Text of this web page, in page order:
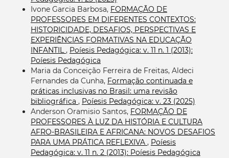
Ivone Garcia Barbosa, FORMAÇÃO DE
PROFESSORES EM DIFERENTES CONTEXTOS:
HISTORICIDADE, DESAFIOS, PERSPECTIVAS E
EXPERIÊNCIAS FORMATIVAS NA EDUCAÇÃO
INFANTIL, Poíesis Pedagógica: v. 11 n. 1 (2013):
Poíesis Pedagógica
Maria da Conceição Ferreira de Freitas, Aldeci
Fernandes da Cunha, Formação continuada e
práticas inclusivas no Brasil: uma revisão
bibliográfica , Poíesis Pedagógica: v. 23 (2025)
Anderson Oramisio Santos, FORMAÇÃO DE
PROFESSORES À LUZ DA HISTÓRIA E CULTURA
AFRO-BRASILEIRA E AFRICANA: NOVOS DESAFIOS
PARA UMA PRÁTICA REFLEXIVA , Poíesis
Pedagógica: v. 11 n. 2 (2013): Poíesis Pedagógica